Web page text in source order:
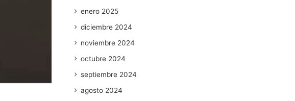
enero 2025
diciembre 2024
noviembre 2024
octubre 2024
septiembre 2024
agosto 2024